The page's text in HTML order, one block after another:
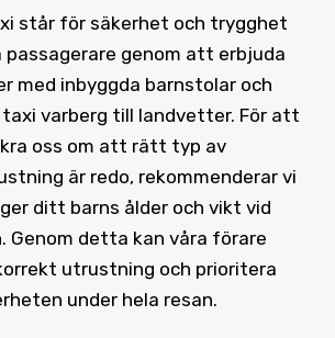
står för säkerhet och trygghet
passagerare genom att erbjuda
med inbyggda barnstolar och
varberg till landvetter. För att
oss om att rätt typ av
är redo, rekommenderar vi
ditt barns ålder och vikt vid
Genom detta kan våra förare
utrustning och prioritera
under hela resan.